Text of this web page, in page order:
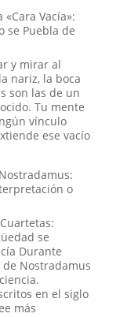
Vacía»:
se Puebla de
y mirar al
nariz, la boca
son las de un
Tu mente
vínculo
ese vacío
o
se
Durante
Nostradamus
en el siglo
más: